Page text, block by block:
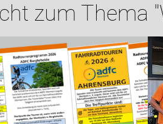
zum Thema